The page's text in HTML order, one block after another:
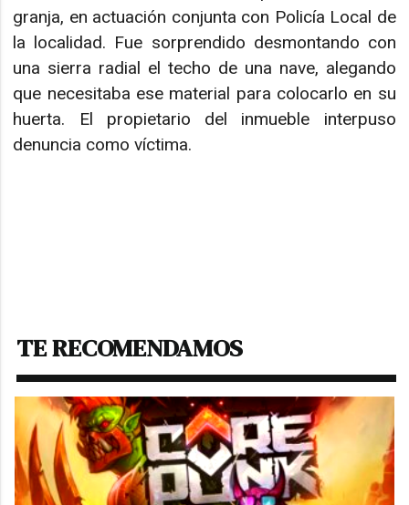
granja, en actuación conjunta con Policía Local de
la localidad. Fue sorprendido desmontando con
una sierra radial el techo de una nave, alegando
que necesitaba ese material para colocarlo en su
huerta. El propietario del inmueble interpuso
denuncia como víctima.
TE RECOMENDAMOS